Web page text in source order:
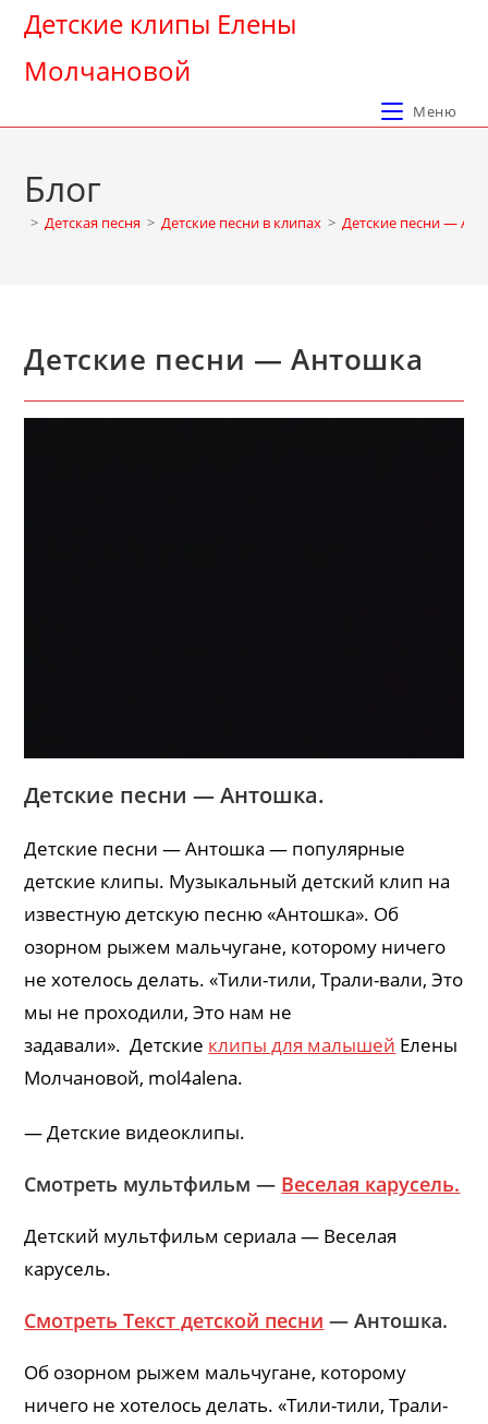
Перейти
содержимому
Детские клипы Елены
Молчановой
Меню
Блог
> Детская песня > Детские песни в клипах > Детские песни —
Детские песни — Антошка
Детские песни — Антошка.
Детские песни — Антошка — популярные
детские клипы. Музыкальный детский клип на
известную детскую песню «Антошка». Об
озорном рыжем мальчугане, которому ничего
не хотелось делать. «Тили-тили, Трали-вали, Это
мы не проходили, Это нам не
задавали». Детские клипы для малышей Елены
Молчановой, mol4alena.
— Детские видеоклипы.
Смотреть мультфильм — Веселая карусель.
Детский мультфильм сериала — Веселая
карусель.
Смотреть Текст детской песни — Антошка.
Об озорном рыжем мальчугане, которому
ничего не хотелось делать. «Тили-тили, Трали-